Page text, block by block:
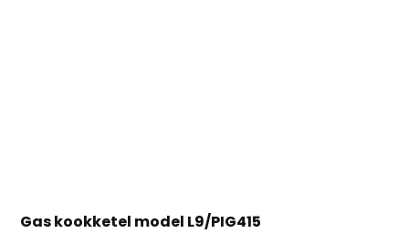
Gas kookketel model L9/PIG415